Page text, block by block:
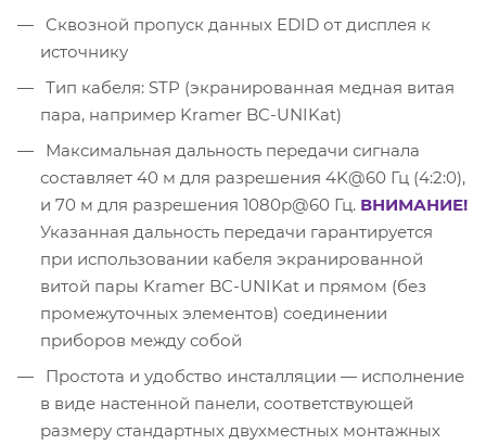
Cквозной пропуск данных EDID от дисплея к
источнику
Тип кабеля: STP (экранированная медная витая
пара, например Kramer BC-UNIKat)
Максимальная дальность передачи сигнала
составляет 40 м для разрешения 4K@60 Гц (4:2:0),
и 70 м для разрешения 1080p@60 Гц. ВНИМАНИЕ!
Указанная дальность передачи гарантируется
при использовании кабеля экранированной
витой пары Kramer BC-UNIKat и прямом (без
промежуточных элементов) соединении
приборов между собой
Простота и удобство инсталляции — исполнение
в виде настенной панели, соответствующей
размеру стандартных двухместных монтажных